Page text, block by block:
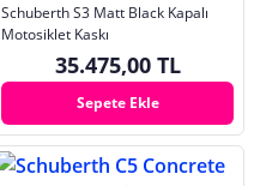
Schuberth S3 Matt Black Kapalı
Motosiklet Kaskı
35.475,00 TL
Sepete Ekle